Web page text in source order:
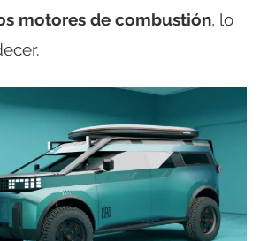
motores de combustión, lo